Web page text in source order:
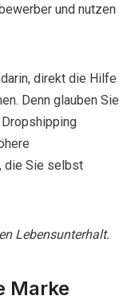
und nutzen
direkt die Hilfe
Denn glauben Sie
die Sie selbst
Lebensunterhalt.
Marke